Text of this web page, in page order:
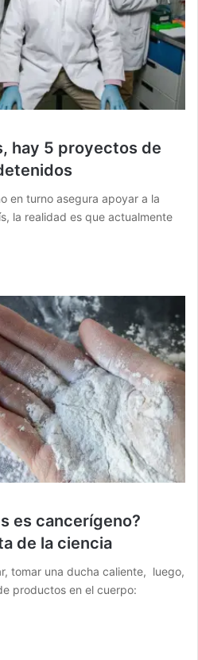
hay 5 proyectos de
en turno asegura apoyar a la
la realidad es que actualmente
es cancerígeno?
de la ciencia
tomar una ducha caliente, luego,
productos en el cuerpo: